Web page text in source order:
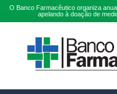
O Banco Farmacêutico organiza
apelando à doação de